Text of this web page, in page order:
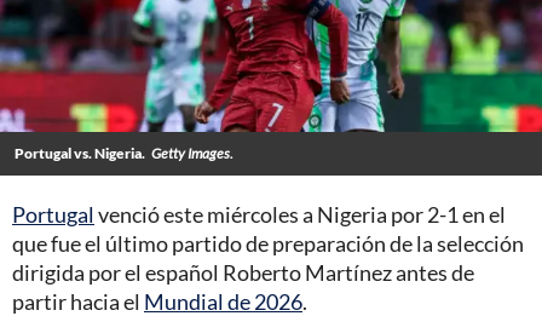
Portugal vs. Nigeria. Getty Images.
Portugalvenció este miércoles a Nigeria por 2-1 en el
que fue el último partido de preparación de la selección
dirigida por el español Roberto Martínez antes de
partir hacia el Mundial de 2026.